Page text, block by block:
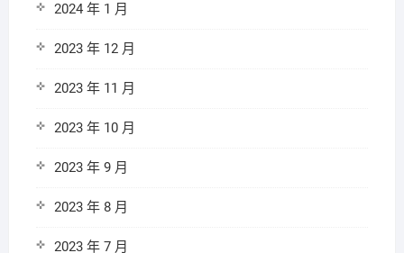
2024 年 1 月
2023 年 12 月
2023 年 11 月
2023 年 10 月
2023 年 9 月
2023 年 8 月
2023 年 7 月